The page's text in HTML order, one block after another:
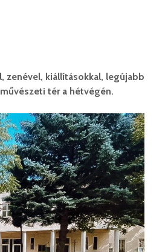
zenével, kiállításokkal, legújabb
tér a hétvégén.